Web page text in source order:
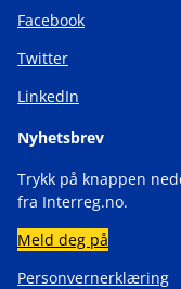
Facebook
Twitter
LinkedIn
Nyhetsbrev
Trykk på knappen
fra Interreg.no.
Meld deg på
Personvernerklæring